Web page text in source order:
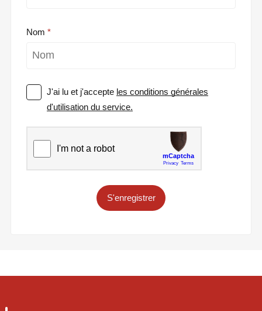
Nom
J'ai lu et j'accepte les conditions générales
d'utilisation du service.
S'enregistrer